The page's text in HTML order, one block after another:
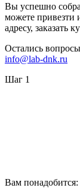
Вы успешно
можете привезти
адресу, заказать
Остались
info@lab-dnk.ru
Шаг 1
Вам понадобится: